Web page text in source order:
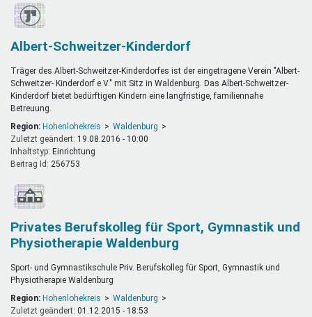
Albert-Schweitzer-Kinderdorf
Träger des Albert-Schweitzer-Kinderdorfes ist der eingetragene Verein "Albert-
Schweitzer- Kinderdorf e.V." mit Sitz in Waldenburg. Das Albert-Schweitzer-
Kinderdorf bietet bedürftigen Kindern eine langfristige, familiennahe
Betreuung.
Region: Hohenlohekreis
Waldenburg
Zuletzt geändert: 19.08.2016 - 10:00
Inhaltstyp:
einrichtung
Beitrag Id: 256753
Privates Berufskolleg für Sport, Gymnastik und
Physiotherapie Waldenburg
Sport- und Gymnastikschule Priv. Berufskolleg für Sport, Gymnastik und
Physiotherapie Waldenburg
Region: Hohenlohekreis
Waldenburg
Zuletzt geändert: 01.12.2015 - 18:53